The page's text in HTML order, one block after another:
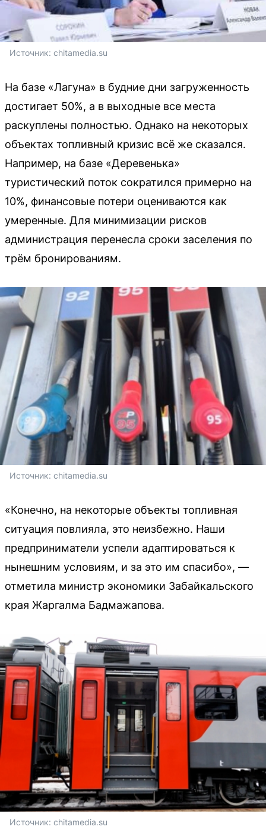
Источник: chitamedia.su
На базе «Лагуна» в будние дни загруженность
достигает 50%, а в выходные все места
раскуплены полностью. Однако на некоторых
объектах топливный кризис всё же сказался.
Например, на базе «Деревенька»
туристический поток сократился примерно на
10%, финансовые потери оцениваются как
умеренные. Для минимизации рисков
администрация перенесла сроки заселения по
трём бронированиям.
Источник: chitamedia.su
«Конечно, на некоторые объекты топливная
ситуация повлияла, это неизбежно. Наши
предприниматели успели адаптироваться к
нынешним условиям, и за это им спасибо», —
отметила министр экономики Забайкальского
края Жаргалма Бадмажапова.
Источник: chitamedia.su